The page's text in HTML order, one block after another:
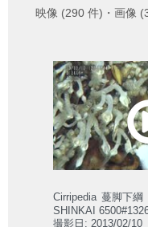
映像 (290 件)・画像
Cirripedia 蔓脚下綱
SHINKAI
撮影日: 2013/02/10